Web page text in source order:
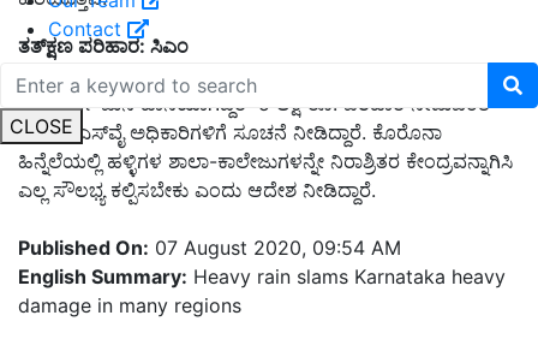
Contact
CLOSE
ತತ್‌ಕ್ಷಣ ಪರಿಹಾರ: ಸಿಎಂ
ಗೊಳಗಾದ ಕುಟುಂಬಗಳಿಗೆ ತತ್‌ಕ್ಷಣ 10,000 ರೂ. ಪರಿಹಾರದ ಜತೆಗೆ
ಸಂಪೂರ್ಣ ಮನೆ ಹಾನಿಯಾಗಿದ್ದರೆ 5 ಲಕ್ಷ ರೂ. ಪರಿಹಾರ ನೀಡುವಂತೆ
ಸಿಎಂ ಬಿಎಸ್‌ವೈ ಅಧಿಕಾರಿಗಳಿಗೆ ಸೂಚನೆ ನೀಡಿದ್ದಾರೆ. ಕೊರೊನಾ
ಹಿನ್ನೆಲೆಯಲ್ಲಿ ಹಳ್ಳಿಗಳ ಶಾಲಾ-ಕಾಲೇಜುಗಳನ್ನೇ ನಿರಾಶ್ರಿತರ ಕೇಂದ್ರವನ್ನಾಗಿಸಿ
ಎಲ್ಲ ಸೌಲಭ್ಯ ಕಲ್ಪಿಸಬೇಕು ಎಂದು ಆದೇಶ ನೀಡಿದ್ದಾರೆ.
Published On: 07 August 2020, 09:54 AM
English Summary: Heavy rain slams Karnataka heavy
damage in many regions